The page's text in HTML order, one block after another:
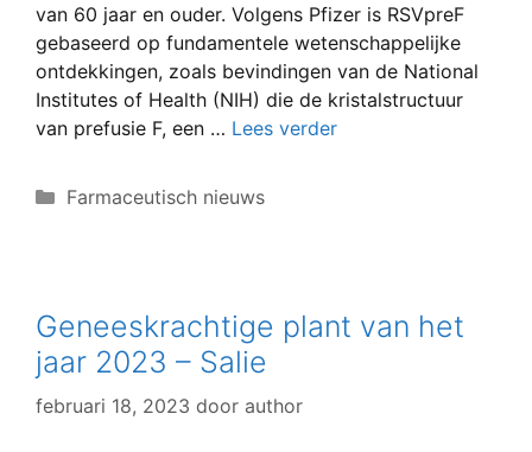
van 60 jaar en ouder. Volgens Pfizer is RSVpreF
gebaseerd op fundamentele wetenschappelijke
ontdekkingen, zoals bevindingen van de National
Institutes of Health (NIH) die de kristalstructuur
van prefusie F, een … Lees verder
Categorieën
Farmaceutisch nieuws
Geneeskrachtige plant van het
jaar 2023 – Salie
februari 18, 2023 door author